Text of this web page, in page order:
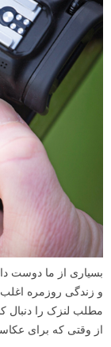
بسیاری از ما دوست
و زندگی روزمره
مطلب لنزک را دنبال
از وقتی که برای